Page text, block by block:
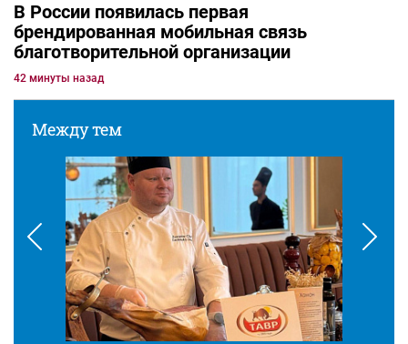
В России появилась первая
брендированная мобильная связь
благотворительной организации
42 минуты назад
Между тем